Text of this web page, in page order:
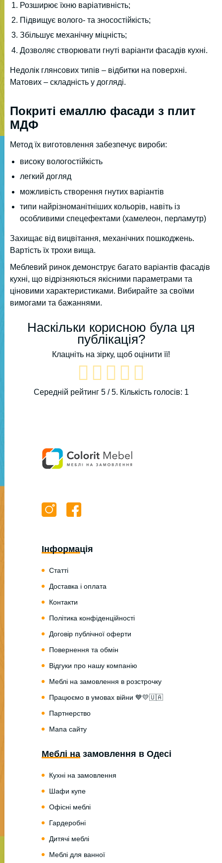
Розширює їхню варіативність;
Підвищує волого- та зносостійкість;
Збільшує механічну міцність;
Дозволяє створювати гнуті варіанти фасадів кухні.
Недолік глянсових типів – відбитки на поверхні.
Матових – складність у догляді.
Покриті емаллю фасади з плит
МДФ
Метод їх виготовлення забезпечує вироби:
високу вологостійкість
легкий догляд
можливість створення гнутих варіантів
типи найрізноманітніших кольорів, навіть із
особливими спецефектами (хамелеон, перламутр)
Захищає від вицвітання, механічних пошкоджень.
Вартість їх трохи вища.
Меблевий ринок демонструє багато варіантів фасадів
кухні, що відрізняються якісними параметрами та
ціновими характеристиками. Вибирайте за своїми
вимогами та бажаннями.
Наскільки корисною була ця
публікація?
Клацніть на зірку, щоб оцінити її!
Середній рейтинг 5/ 5. Кількість голосів: 1
Інформація
Статті
Доставка і оплата
Контакти
Політика конфіденційності
Договір публічної оферти
Повернення та обмін
Відгуки про нашу компанію
Меблі на замовлення в розстрочку
Працюємо в умовах війни 💙💛🇺🇦
Партнерство
Мапа сайту
Меблі на замовлення в Одесі
Кухні на замовлення
Шафи купе
Офісні меблі
Гардеробні
Дитячі меблі
Меблі для ванної